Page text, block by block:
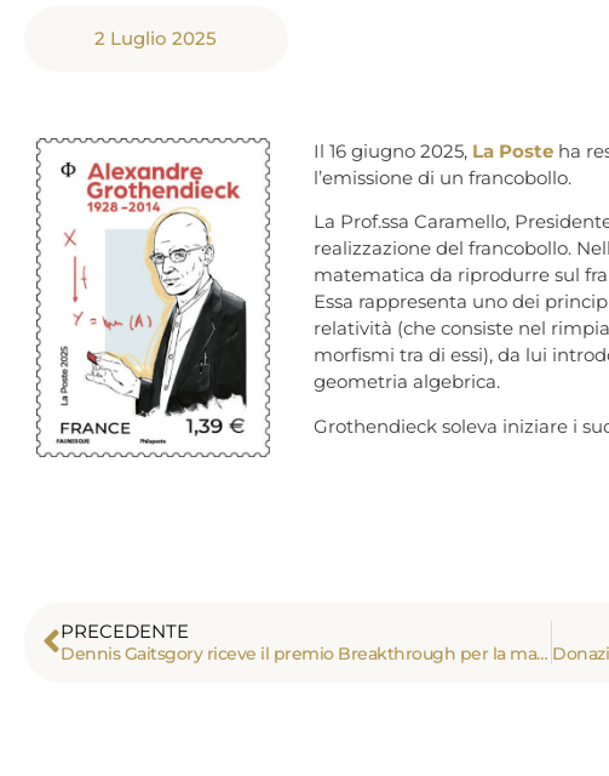
2 Luglio 2025
Il 16 giugno 2025, La Poste ha
l’emissione di un francobollo.
La Prof.ssa Caramello,
realizzazione del francobollo.
matematica da riprodurre sul
Essa rappresenta uno dei
relatività (che consiste nel
morfismi tra di essi), da lui
geometria algebrica.
Grothendieck soleva iniziare i
PRECEDENTE
Dennis Gaitsgory riceve il premio Breakthrough per la matematica